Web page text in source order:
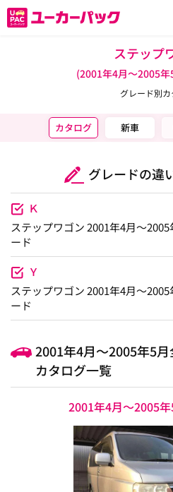
ステップ
(2001年4月～2005
グレード別
カタログ 新車
グレードの違
Ｋ
ステップワゴン 2001年4月～
ード
Ｙ
ステップワゴン 2001年4月～
ード
2001年4月～2005年5
カタログ一覧
2001年4月～2005